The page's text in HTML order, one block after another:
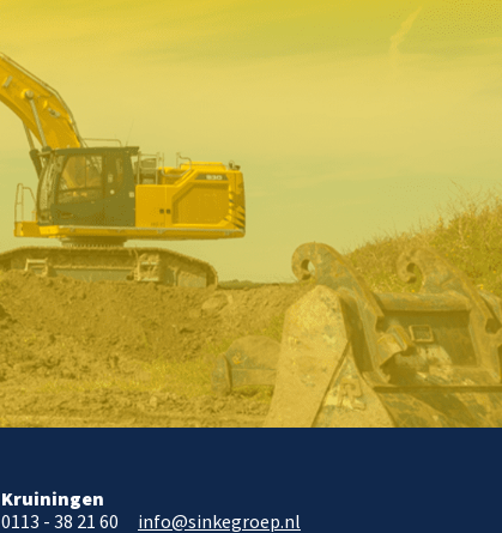
Kruiningen
0113 - 38 21 60
info@sinkegroep.nl